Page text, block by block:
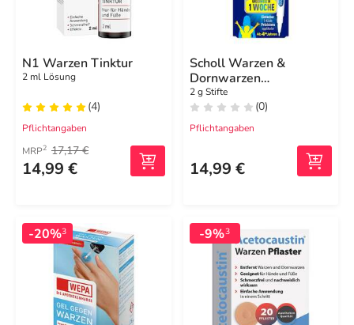
N1 Warzen Tinktur
2 ml Lösung
(4)
Pflichtangaben
MRP2 17,17 €
14,99 €
Scholl Warzen &
Dornwarzen
Behandlungsstift
2 g Stifte
(0)
Pflichtangaben
14,99 €
-20%3 -9%3